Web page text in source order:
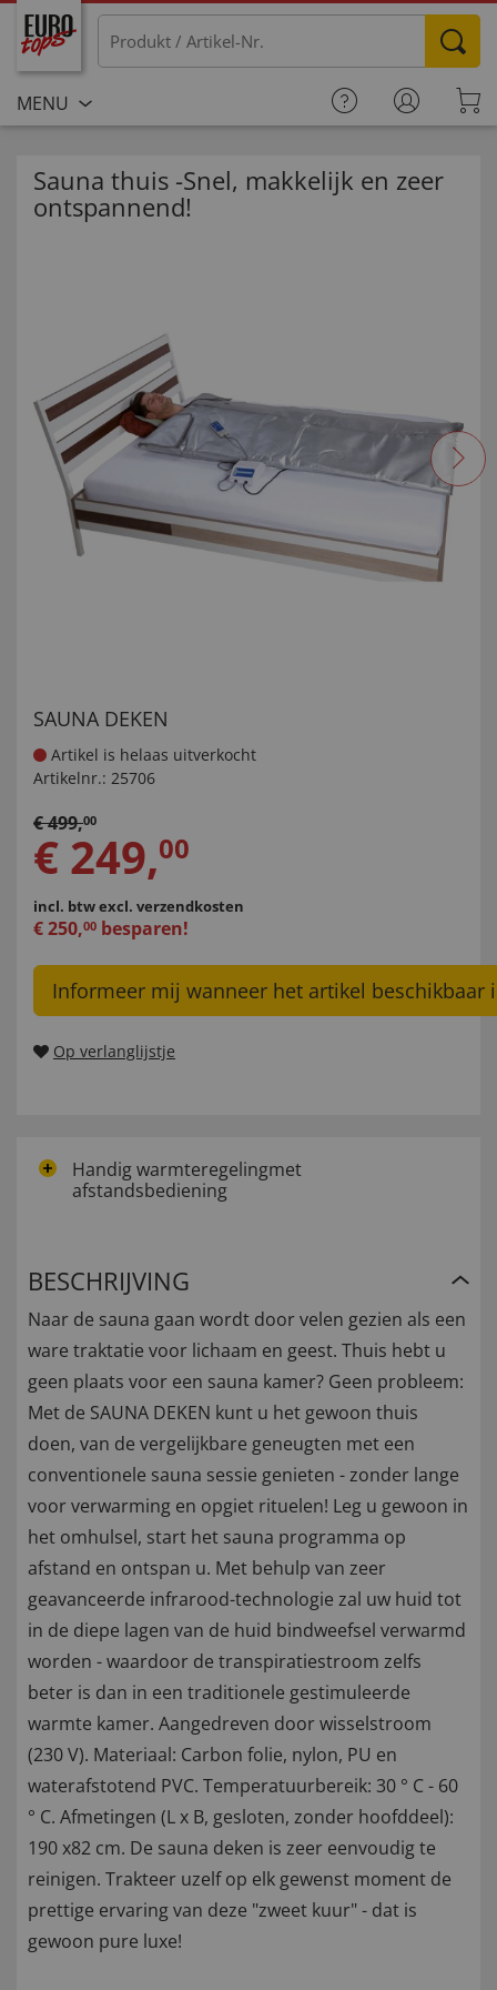
MENU
Sauna thuis -Snel, makkelijk en zeer
ontspannend!
SAUNA DEKEN
Artikel is helaas uitverkocht
Artikelnr.: 25706
€499,00
€ 249,00
incl. btwexcl. verzendkosten
€250,00 besparen!
Informeer mij wanneer het artikel beschikbaar
Op verlanglijstje
Handig warmteregelingmet
afstandsbediening
BESCHRIJVING
Naar de sauna gaan wordt door velen gezien als een
ware traktatie voor lichaam en geest. Thuis hebt u
geen plaats voor een sauna kamer? Geen probleem:
Met de SAUNA DEKEN kunt u het gewoon thuis
doen, van de vergelijkbare geneugten met een
conventionele sauna sessie genieten - zonder lange
voor verwarming en opgiet rituelen! Leg u gewoon in
het omhulsel, start het sauna programma op
afstand en ontspan u. Met behulp van zeer
geavanceerde infrarood-technologie zal uw huid tot
in de diepe lagen van de huid bindweefsel verwarmd
worden - waardoor de transpiratiestroom zelfs
beter is dan in een traditionele gestimuleerde
warmte kamer. Aangedreven door wisselstroom
(230 V). Materiaal: Carbon folie, nylon, PU en
waterafstotend PVC. Temperatuurbereik: 30 ° C - 60
° C. Afmetingen (L x B, gesloten, zonder hoofddeel):
190 x82 cm. De sauna deken is zeer eenvoudig te
reinigen. Trakteer uzelf op elk gewenst moment de
prettige ervaring van deze "zweet kuur" - dat is
gewoon pure luxe!